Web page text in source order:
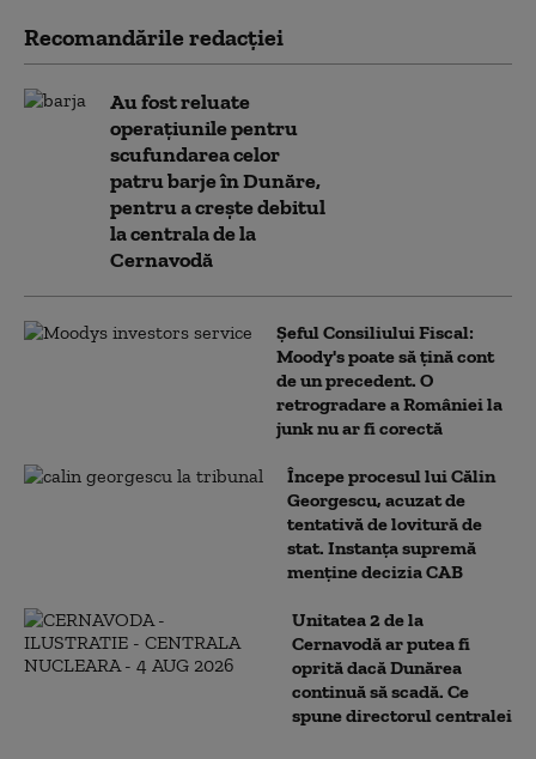
Recomandările redacţiei
Au fost reluate
operațiunile pentru
scufundarea celor
patru barje în Dunăre,
pentru a crește debitul
la centrala de la
Cernavodă
Șeful Consiliului Fiscal:
Moody's poate să țină cont
de un precedent. O
retrogradare a României la
junk nu ar fi corectă
Începe procesul lui Călin
Georgescu, acuzat de
tentativă de lovitură de
stat. Instanța supremă
menține decizia CAB
Unitatea 2 de la
Cernavodă ar putea fi
oprită dacă Dunărea
continuă să scadă. Ce
spune directorul centralei